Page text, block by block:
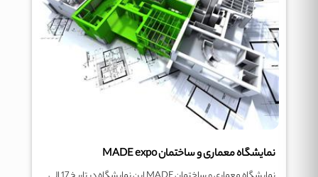
نمایشگاه معماری و ساختمان MADE expo